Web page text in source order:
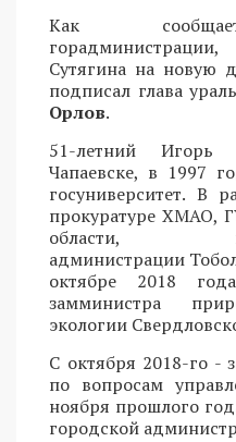
Как
Сутягина на новую
подписал глава
Орлов.
51-летний
Чапаевске, в 1997
госуниверситет. В
прокуратуре ХМАО,
области,
администрации
октябре 2018
замминистра
экологии
С октября 2018-го -
по вопросам
ноября прошлого
городской